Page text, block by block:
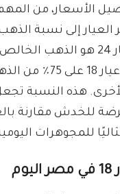
الأسعار، من
العيار إلى نسبة
بينما يحتوي الذهب
هذه النسبة
عرضة للخدش مقارنة
للمجوهرات